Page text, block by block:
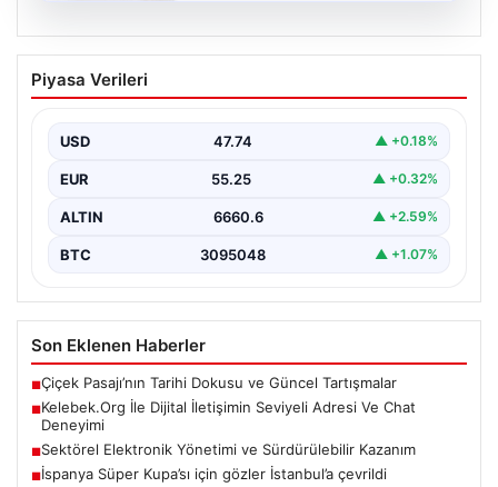
Kelebek.Org İle Dijital İletişimin Seviyeli
Adresi Ve Chat Deneyimi
irtibat kurması büyük bir önem taşımaktadır. Güncel
olarak…
Piyasa Verileri
USD 47.74 ▲ +0.18%
EUR 55.25 ▲ +0.32%
ALTIN 6660.6 ▲ +2.59%
BTC 3095048 ▲ +1.07%
Son Eklenen Haberler
■Çiçek Pasajı’nın Tarihi Dokusu ve Güncel Tartışmalar
■Kelebek.Org İle Dijital İletişimin Seviyeli Adresi Ve Chat
Deneyimi
■Sektörel Elektronik Yönetimi ve Sürdürülebilir Kazanım
■İspanya Süper Kupa’sı için gözler İstanbul’a çevrildi